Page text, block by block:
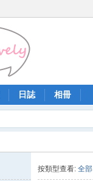
日誌 相冊
按類型查看: 全部